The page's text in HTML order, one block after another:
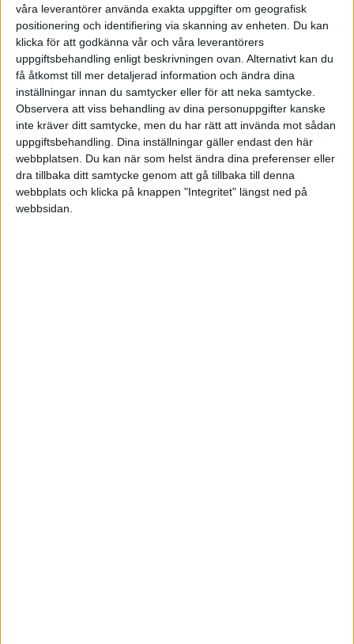
våra leverantörer använda exakta uppgifter om geografisk
positionering och identifiering via skanning av enheten. Du kan
klicka för att godkänna vår och våra leverantörers
uppgiftsbehandling enligt beskrivningen ovan. Alternativt kan du
få åtkomst till mer detaljerad information och ändra dina
inställningar innan du samtycker eller för att neka samtycke.
Observera att viss behandling av dina personuppgifter kanske
inte kräver ditt samtycke, men du har rätt att invända mot sådan
uppgiftsbehandling. Dina inställningar gäller endast den här
webbplatsen. Du kan när som helst ändra dina preferenser eller
dra tillbaka ditt samtycke genom att gå tillbaka till denna
webbplats och klicka på knappen "Integritet" längst ned på
webbsidan.
samma som tidigare (dvs anskaffningsvärdet).
Däremot kommer du ju att få en större
bruttovinst när du säljer i mindre förpackningar.
mrtswed
2011-04-18 13:15